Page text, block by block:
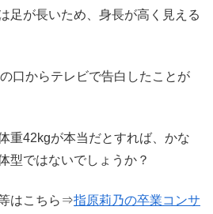
足が長いため、身長が高く見える
口からテレビで告白したことが
重42kgが本当だとすれば、かな
型ではないでしょうか？
はこちら⇒指原莉乃の卒業コンサ